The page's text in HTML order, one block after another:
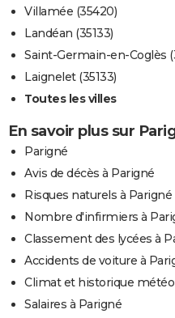
Villamée (35420)
Landéan (35133)
Saint-Germain-en-Coglès
Laignelet (35133)
Toutes les villes
En savoir plus sur
Parigné
Avis de décès à Parigné
Risques naturels à Parigné
Nombre d'infirmiers à
Classement des lycées à
Accidents de voiture à
Climat et historique
Salaires à Parigné